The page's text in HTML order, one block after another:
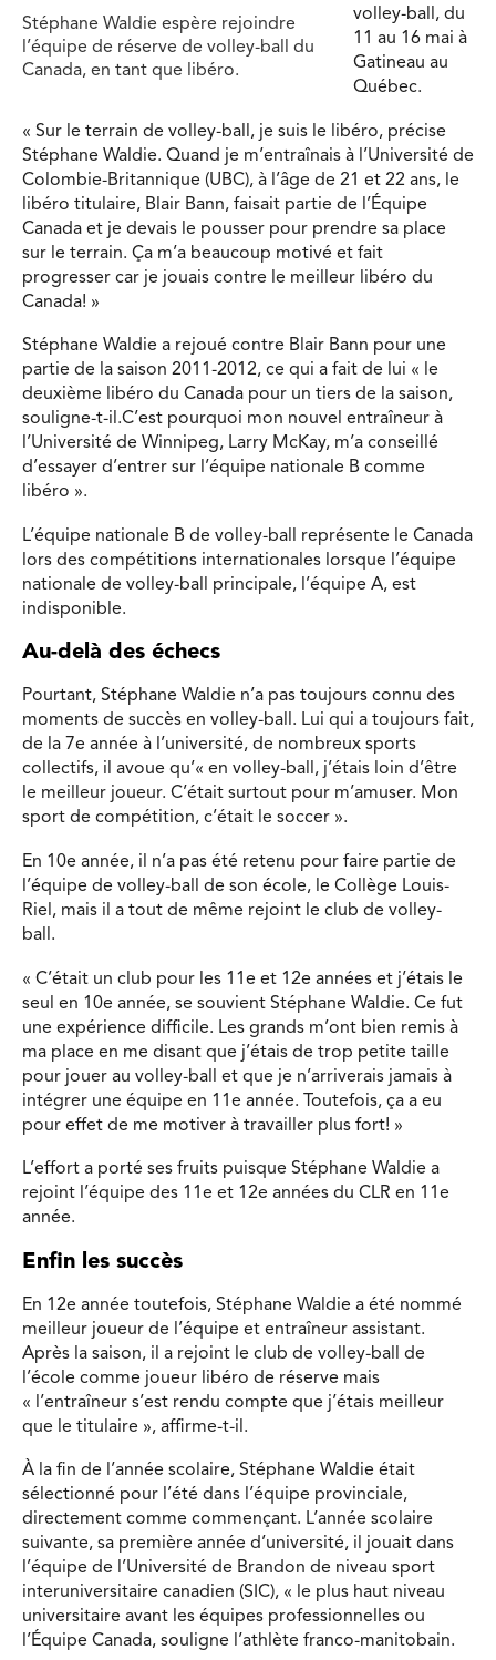
Stéphane Waldie espère rejoindre
l’équipe de réserve de volley-ball du
Canada, en tant que libéro.
volley-ball, du
11 au 16 mai à
Gatineau au
Québec.
« Sur le terrain de volley-ball, je suis le libéro, précise
Stéphane Waldie. Quand je m’entraînais à l’Université de
Colombie-Britannique (UBC), à l’âge de 21 et 22 ans, le
libéro titulaire, Blair Bann, faisait partie de l’Équipe
Canada et je devais le pousser pour prendre sa place
sur le terrain. Ça m’a beaucoup motivé et fait
progresser car je jouais contre le meilleur libéro du
Canada! »
Stéphane Waldie a rejoué contre Blair Bann pour une
partie de la saison 2011-2012, ce qui a fait de lui « le
deuxième libéro du Canada pour un tiers de la saison,
souligne-t-il.C’est pourquoi mon nouvel entraîneur à
l’Université de Winnipeg, Larry McKay, m’a conseillé
d’essayer d’entrer sur l’équipe nationale B comme
libéro ».
L’équipe nationale B de volley-ball représente le Canada
lors des compétitions internationales lorsque l’équipe
nationale de volley-ball principale, l’équipe A, est
indisponible.
Au-delà des échecs
Pourtant, Stéphane Waldie n’a pas toujours connu des
moments de succès en volley-ball. Lui qui a toujours fait,
de la 7e année à l’université, de nombreux sports
collectifs, il avoue qu’« en volley-ball, j’étais loin d’être
le meilleur joueur. C’était surtout pour m’amuser. Mon
sport de compétition, c’était le soccer ».
En 10e année, il n’a pas été retenu pour faire partie de
l’équipe de volley-ball de son école, le Collège Louis-
Riel, mais il a tout de même rejoint le club de volley-
ball.
« C’était un club pour les 11e et 12e années et j’étais le
seul en 10e année, se souvient Stéphane Waldie. Ce fut
une expérience difficile. Les grands m’ont bien remis à
ma place en me disant que j’étais de trop petite taille
pour jouer au volley-ball et que je n’arriverais jamais à
intégrer une équipe en 11e année. Toutefois, ça a eu
pour effet de me motiver à travailler plus fort! »
L’effort a porté ses fruits puisque Stéphane Waldie a
rejoint l’équipe des 11e et 12e années du CLR en 11e
année.
Enfin les succès
En 12e année toutefois, Stéphane Waldie a été nommé
meilleur joueur de l’équipe et entraîneur assistant.
Après la saison, il a rejoint le club de volley-ball de
l’école comme joueur libéro de réserve mais
« l’entraîneur s’est rendu compte que j’étais meilleur
que le titulaire », affirme-t-il.
À la fin de l’année scolaire, Stéphane Waldie était
sélectionné pour l’été dans l’équipe provinciale,
directement comme commençant. L’année scolaire
suivante, sa première année d’université, il jouait dans
l’équipe de l’Université de Brandon de niveau sport
interuniversitaire canadien (SIC), « le plus haut niveau
universitaire avant les équipes professionnelles ou
l’Équipe Canada, souligne l’athlète franco-manitobain.